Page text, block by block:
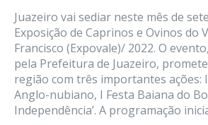
Juazeiro vai sediar neste mês de
Exposição de Caprinos e Ovinos do
Francisco (Expovale)/ 2022. O
pela Prefeitura de Juazeiro,
região com três importantes ações:
Anglo-nubiano, I Festa Baiana do
Independência’. A programação